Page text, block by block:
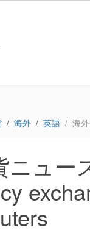
海外 英語 海
ニュー